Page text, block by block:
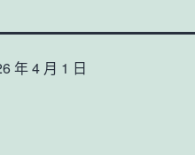
年 4 月 1 日